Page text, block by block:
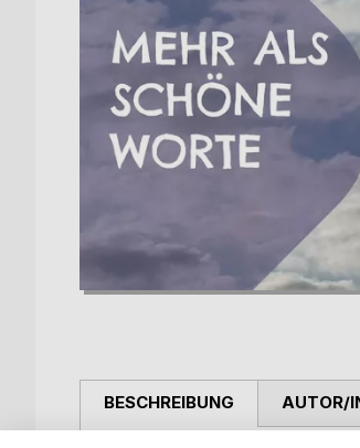
BESCHREIBUNG AUTOR/